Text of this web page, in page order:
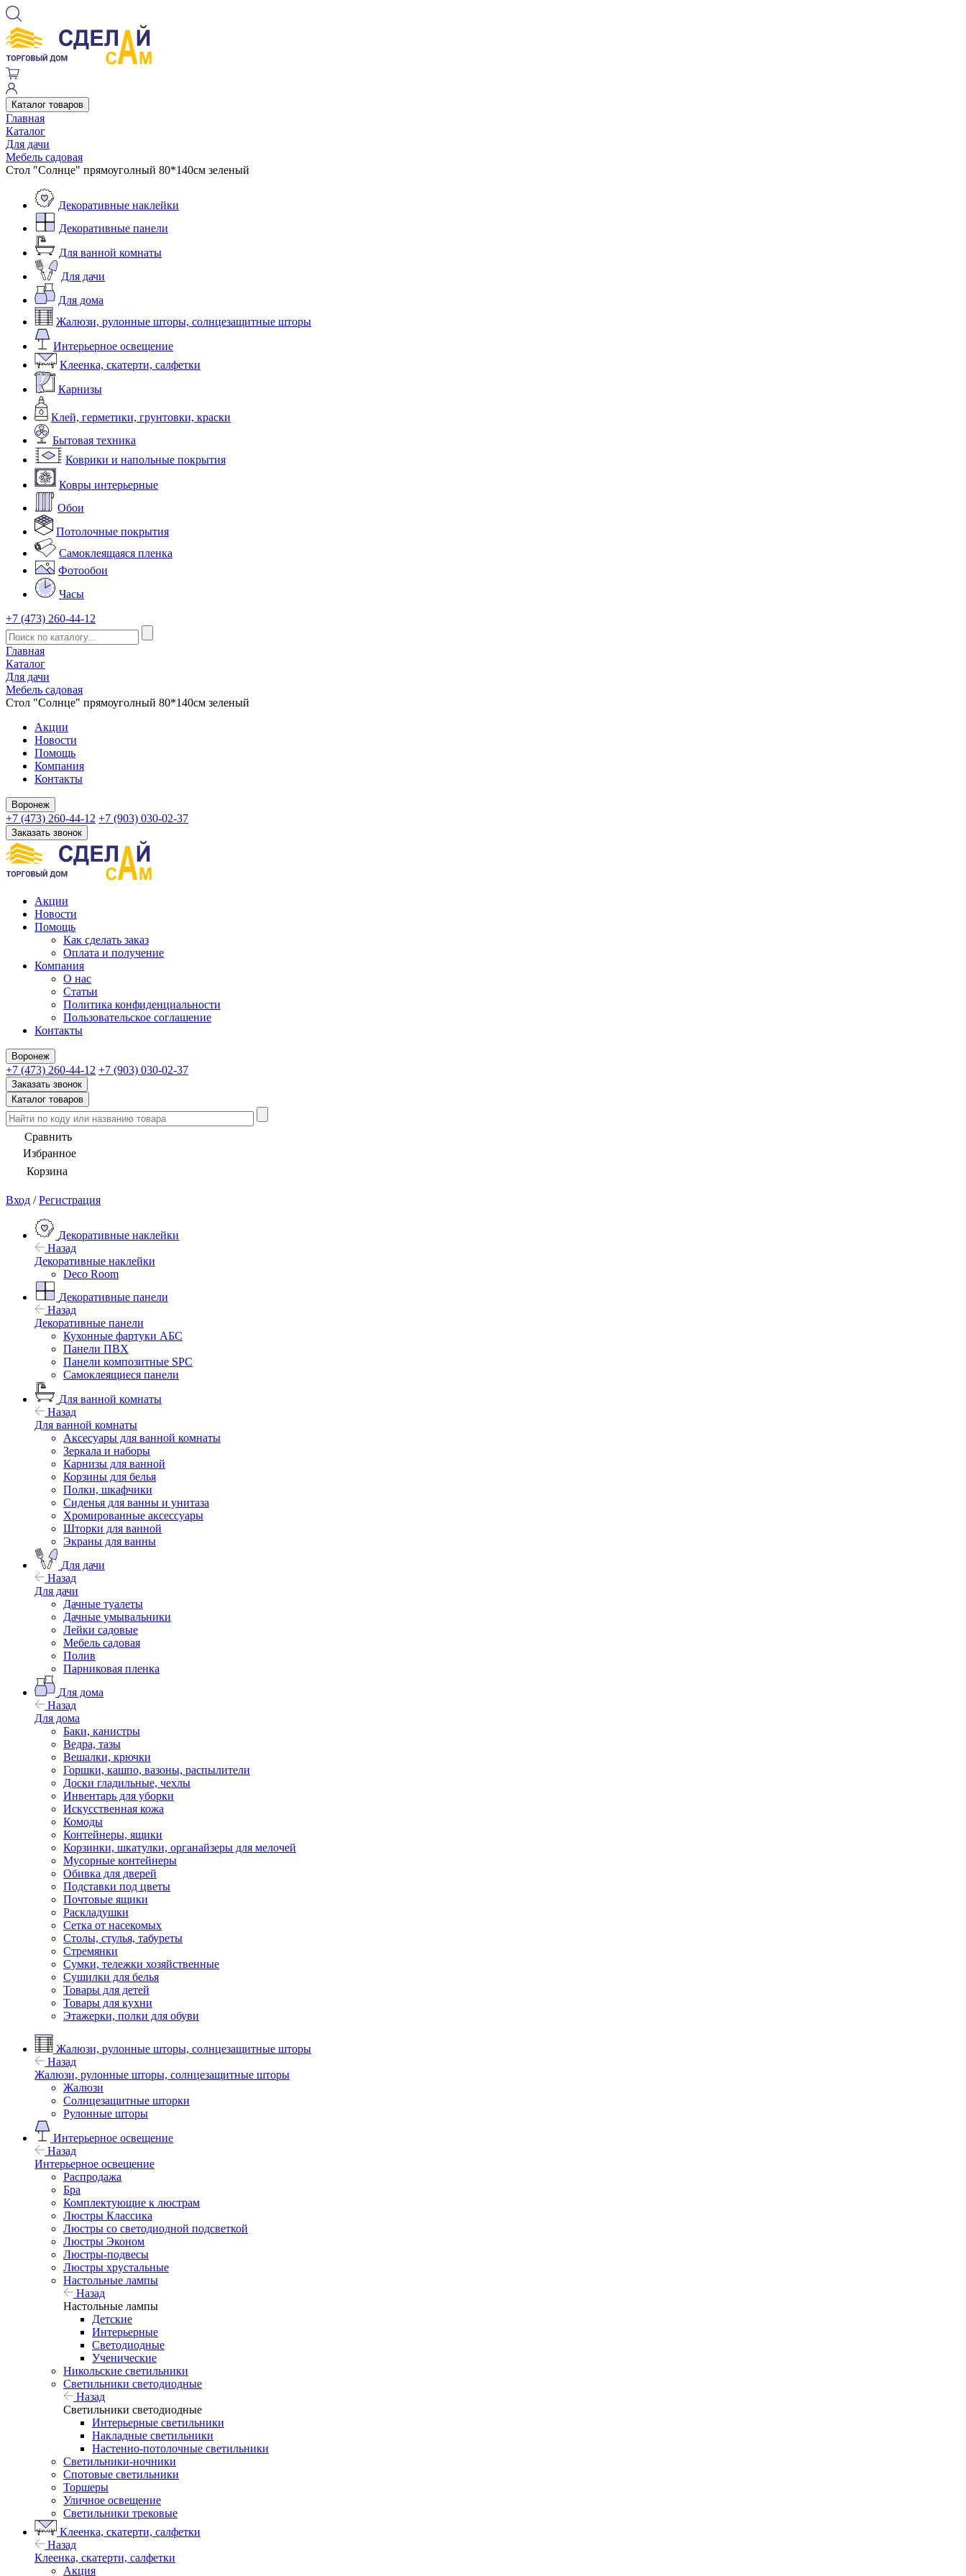
Каталог товаров
Главная
Каталог
Для дачи
Мебель садовая
Стол "Солнце" прямоуголный 80*140см зеленый
Декоративные наклейки
Декоративные панели
Для ванной комнаты
Для дачи
Для дома
Жалюзи, рулонные шторы, солнцезащитные шторы
Интерьерное освещение
Клеенка, скатерти, салфетки
Карнизы
Клей, герметики, грунтовки, краски
Бытовая техника
Коврики и напольные покрытия
Ковры интерьерные
Обои
Потолочные покрытия
Самоклеящаяся пленка
Фотообои
Часы
+7 (473) 260-44-12
Главная
Каталог
Для дачи
Мебель садовая
Стол "Солнце" прямоуголный 80*140см зеленый
Акции
Новости
Помощь
Компания
Контакты
Воронеж
+7 (473) 260-44-12 +7 (903) 030-02-37
Заказать звонок
Акции
Новости
Помощь
Как сделать заказ
Оплата и получение
Компания
О нас
Статьи
Политика конфиденциальности
Пользовательское соглашение
Контакты
Воронеж
+7 (473) 260-44-12 +7 (903) 030-02-37
Заказать звонок
Каталог товаров
Сравнить
Избранное
Корзина
Вход / Регистрация
Декоративные наклейки
Назад
Декоративные наклейки
Deco Room
Декоративные панели
Назад
Декоративные панели
Кухонные фартуки АБС
Панели ПВХ
Панели композитные SPC
Самоклеящиеся панели
Для ванной комнаты
Назад
Для ванной комнаты
Аксесуары для ванной комнаты
Зеркала и наборы
Карнизы для ванной
Корзины для белья
Полки, шкафчики
Сиденья для ванны и унитаза
Хромированные аксессуары
Шторки для ванной
Экраны для ванны
Для дачи
Назад
Для дачи
Дачные туалеты
Дачные умывальники
Лейки садовые
Мебель садовая
Полив
Парниковая пленка
Для дома
Назад
Для дома
Баки, канистры
Ведра, тазы
Вешалки, крючки
Горшки, кашпо, вазоны, распылители
Доски гладильные, чехлы
Инвентарь для уборки
Искусственная кожа
Комоды
Контейнеры, ящики
Корзинки, шкатулки, органайзеры для мелочей
Мусорные контейнеры
Обивка для дверей
Подставки под цветы
Почтовые ящики
Раскладушки
Сетка от насекомых
Столы, стулья, табуреты
Стремянки
Сумки, тележки хозяйственные
Сушилки для белья
Товары для детей
Товары для кухни
Этажерки, полки для обуви
Жалюзи, рулонные шторы, солнцезащитные шторы
Назад
Жалюзи, рулонные шторы, солнцезащитные шторы
Жалюзи
Солнцезащитные шторки
Рулонные шторы
Интерьерное освещение
Назад
Интерьерное освещение
Распродажа
Бра
Комплектующие к люстрам
Люстры Классика
Люстры со светодиодной подсветкой
Люстры Эконом
Люстры-подвесы
Люстры хрустальные
Настольные лампы
Назад
Настольные лампы
Детские
Интерьерные
Светодиодные
Ученические
Никольские светильники
Светильники светодиодные
Назад
Светильники светодиодные
Интерьерные светильники
Накладные светильники
Настенно-потолочные светильники
Светильники-ночники
Спотовые светильники
Торшеры
Уличное освещение
Светильники трековые
Клеенка, скатерти, салфетки
Назад
Клеенка, скатерти, салфетки
Акция